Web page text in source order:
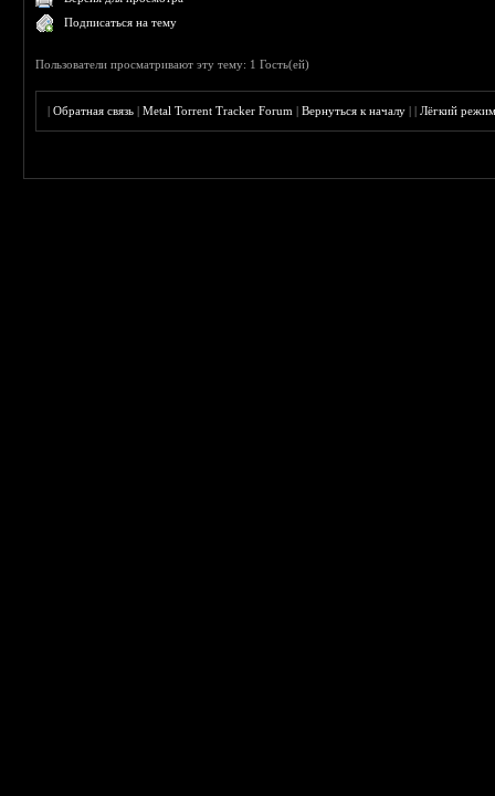
Подписаться на тему
Пользователи просматривают эту тему: 1 Гость(ей)
|Обратная связь |Metal Torrent Tracker Forum |Вернуться к началу ||Лёгкий